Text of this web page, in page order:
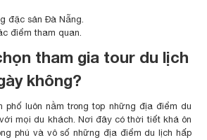
đặc sản Đà Nẵng.
điểm tham quan.
tham gia tour du lịch
không?
phố luôn nằm trong top những địa điểm du
mọi du khách. Nơi đây có thời tiết khá ôn
phú và vô số những địa điểm du lịch hấp